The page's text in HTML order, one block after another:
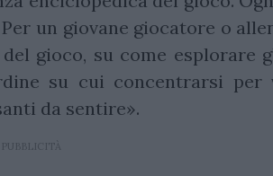
un giovane giocatore o
gioco, su come esplorare
su cui concentrarsi per
da sentire».